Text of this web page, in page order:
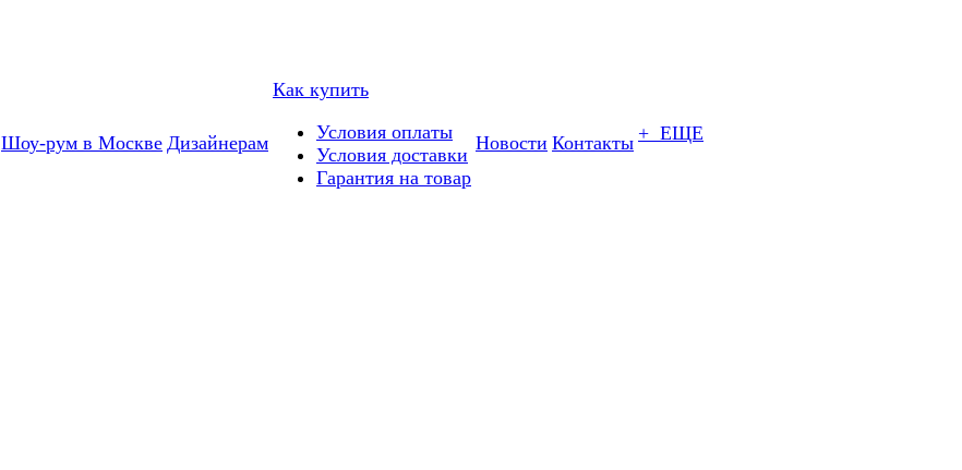
Шоу-рум в Москве Дизайнерам
Как купить
Условия оплаты
Условия доставки
Гарантия на товар
Новости Контакты + ЕЩЕ